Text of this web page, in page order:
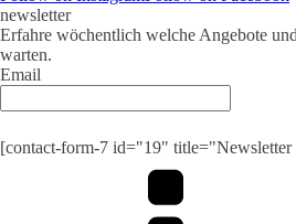
newsletter
Erfahre wöchentlich welche Angebote
warten.
Email
[contact-form-7 id="19"